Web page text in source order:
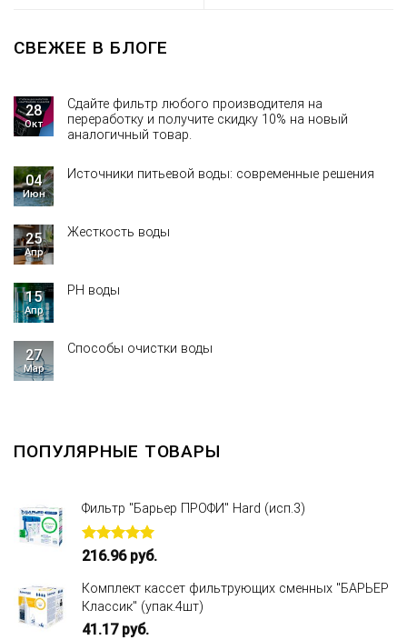
СВЕЖЕЕ В БЛОГЕ
28
Окт
Сдайте фильтр любого производителя на
переработку и получите скидку 10% на новый
аналогичный товар.
04
Июн
Источники питьевой воды: современные решения
25
Апр
Жесткость воды
15
Апр
PH воды
27
Мар
Способы очистки воды
ПОПУЛЯРНЫЕ ТОВАРЫ
Фильтр "Барьер ПРОФИ" Hard (исп.3)
Оценка
из 5
216.96руб.
Комплект кассет фильтрующих сменных "БАРЬЕР
Классик" (упак.4шт)
41.17руб.